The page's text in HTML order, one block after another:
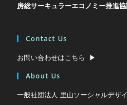
房総サーキュラーエコノミー推進
Contact Us
お問い合わせはこちら ▶︎
About Us
一般社団法人 里山ソーシャルデザ